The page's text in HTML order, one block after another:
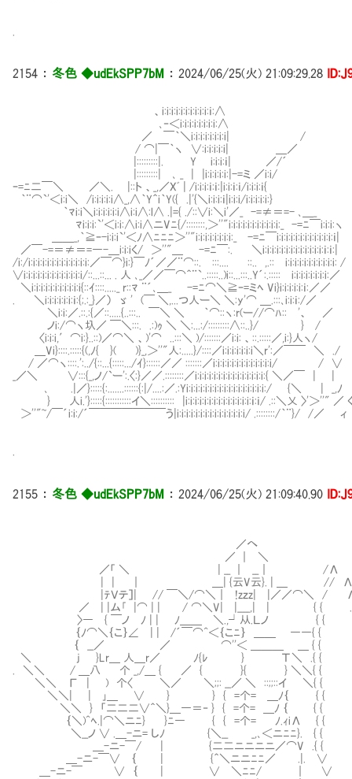
2154 ： 冬色 ◆udEkSPP7bM ： 2024/06/25(火) 21:09:29.28
Ⅵ、i:i:i:i:i:i:i:i:i:i:ｉ:∧
Ⅵ､‐＜i:i:i:i:i:i:i:i:∧
／Ⅵ￣｀＼i:i:i:i:i:i:i:i| /
/ ⌒|￣｀ヽ ∨:i:i:i:i:i| ＿／
|:::::::::|. Y Ⅵi:i:i:ｉ| ／/´
|:::::::::| ､ _ | |i:i:i:i:i:|-=ミ ／i:i/
ｰ=ﾆ二￣＼ ／＼. |::ト 、_,／Xﾞ | /i:i:i:ｉ:ｉ:|i:i:ｉ:ｉ/i:i:i:ｉ{
｀¨⌒`'＜i:i＼ /i:i:i:i:i∧_,∧｀Y＾i｀Y({ .|'{＼i:i:i:ｉ|i:i:i/i:i:i:i:i:}
｀ﾏi:i＼i:i:i:i:i:i∧i:i∧:l∧ .|={ ./::∨i:＼i'／_ -=≠＝=- ､＿_
ﾏi:i:i:`'＜i:i:∧i:i∧ニVﾆ{/::::::::,＞''"i:i:i:i:i:i:i:i:i:i:i:_ -=ﾆ￣i:i:i:ヽ
＿＿_,｀≧ｰ-i:i:i`'＜ﾉ∧ﾆﾆﾆ＞''"i:i:i:i:i:i:i:i:_ -=ﾆ￣i:i:i:i:i:i:i:i:i:i:i:i:ｉ|
／￣-=＝≠＝=―-＿i:i:iく/ ＞''"＿ -=ﾆ￣:. ＼i:i:i:i:i:i:i:i:i:i:i:i:i:ｉ:ｉ:|
/i:/i:i:i:i:i:i:i:i:i:i:i:i:i:／￣⌒}i:}￣ﾉ´／／¨⌒::. :::.... ::.. ,.::Ⅵi:i:i:i:i:i:i:i:i:i:i: /
∨i:i:i:i:i:i:i:i:i:i:i:i:i/::...::... . 人 ､_／／￣⌒＾¨`..:::::..)i::...:::..Y´:.:::::Ⅷi:i:i:i:i:i:i:i:／
＼i:i:i:i:i:i:i:i:i:i:i{::ｲ::::....._ r::ﾏ ¨´､＿_ -=ﾆ⌒＼≧ｰ=ミﾍ Vi}i:i:i:i:i:ｉ:／／
. ＼i:i:i:i:i:i:ｉ:{;.:_}／） ゞ ' (￣ ＼,...つ人ー＼ ＼:y'⌒ ＿.:::､i:i:ｉ:/／
＼i:i:／.::.:{／::.....{..:::.. ￣＼ ＼ ｀⌒::ヽ:r(ー//⌒ﾊ::Ⅵ'、 ／
ノi:/⌒ヽ圦／ ￣＼:::. .:)ｩ ＼ ＼:...:/:::::::::∧::..}/ Ⅵ} /
〈i:i:i,′⌒i:}..::)／⌒＼ 、)'⌒ ..:::＼ )/:::::::／i:i: 、::.:::::／,i:}人ヽ/
＿Vi}::::.:::::{(,ﾉ{ }( )}_,＞''"人:.....}/::::／i:i:i:i:i:i:i＼r':／￣￣ ＼ ./
/ ／⌒ヽ::::.':../{::...{:::::.../ｲ}::::::／／ :::::::／i:i:i:i:i:i:i:i:i:i:i:i:i/ / ∨
_／＼ ∨:::{_,ノ/`ー':.〈:}／／.::::::::／i:i:i:i:i:i:i:i:i:i:i:i:i:i:i:{ ＼／￣ | |
､ .|／}:::::{:.......::::::{:|/....:／.:Yi:i:i:i:i:i:i:i:i:i:i:i:i:i:i:i:i:/ {＼ | _,ﾉ
} 人i.'}:::::{:::::::::::イ＼:::::::::: |i:i:i:i:i:i:i:i:i:i:i:i:i:i:ｉ:ｉ/ .::＼乂 〉'＞''" ／
＞''"~/￣´i:i:/´￣￣￣￣￣￣￣う|i:i:i:i:i:i:i:i:i:i:i:i:i:i:i/ .::::::::/｀¨}/ /／ ィ
2155 ： 冬色 ◆udEkSPP7bM ： 2024/06/25(火) 21:09:40.90
／へ |
／ ｜ ＼ ｜「
／「 ＼ | __ ｜ __｜ /Λ ＿
| | ｜ ＿| {云V云}. | ＿ // Λ⌒ー＜
|ﾃＶテ］| // ￣＼/⌒＼｜ !zｚz| |／／⌒＼ / Λ／⌒
／ | |ム｢ |⌒ | | / ⌒＼V| |____,| | { { .Λ ￣└― ＼
〉― { ￣ノ ﾉ | | ﾉ＿＿ ＼.,┘从.Ｌノ { { Λ ｛
｛ﾉ⌒＼｛こ｝∠ | | /´￣⌒^＜｛こﾆ｝ ＿＿ ――{ {
｛ __／ ／ ⌒''＜ ＿＿＿ ＿ { { |
＼ j }Lr＿ 人＿r／ ﾉ{ﾚ } Τ＼ .{ { | ｛
. ＼＼ / ＿八 个 _,/＿ { ／ { }{ } ＼＼{ {
＼＼ Г | ) 个〈 ＼／ ＼;;: __／ ＼ ::;;::イ
＼＼| | ｣＿ ∨ } } { =个= ＿ﾉ｛ {
＼＼ } 「二二二∨＾＼}＿―＝‐ } { =个=
｛＼)^ﾍ.|⌒＼ニﾆ} }ﾆ― { { =个= ﾉ.ｨiΛ {
＼__ノ ∨ .＿-ニ= しﾉ {＼__ _,､＜ニﾆﾆ
＿-ニ-￣/ | {二二ニニニニ／⌒V
＿-ニ-￣∨ ｛ | {＾＼ニニﾆﾆ
＿-ニ-￣ ∨ ｛ | ∨ ＼ﾆﾆ/ ｜ ∨